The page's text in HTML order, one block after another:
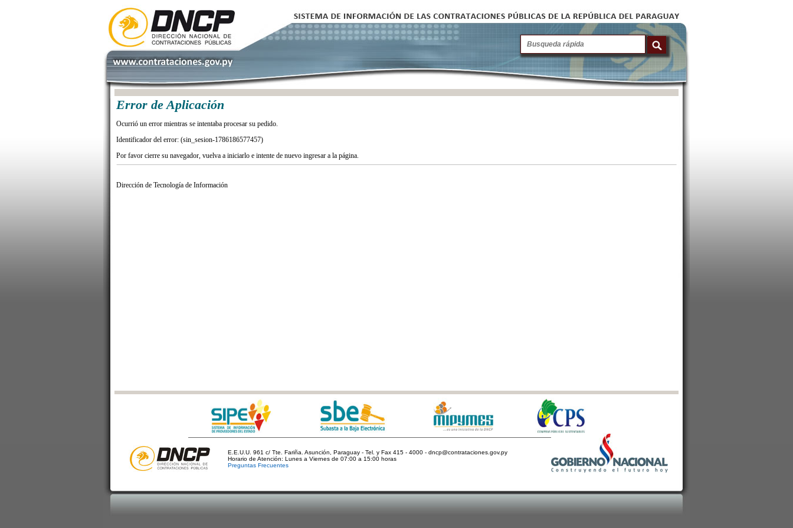
Error de Aplicación
Ocurrió un error mientras se intentaba procesar su pedido.
Identificador del error: (sin_sesion-1786186577457)
Por favor cierre su navegador, vuelva a iniciarlo e intente de nuevo ingresar a la página.
Dirección de Tecnología de Información
E.E.U.U. 961 c/ Tte. Fariña. Asunción, Paraguay - Tel. y Fax 415 - 4000 - dncp@contrataciones.gov.py
Horario de Atención: Lunes a Viernes de 07:00 a 15:00 horas
Preguntas Frecuentes